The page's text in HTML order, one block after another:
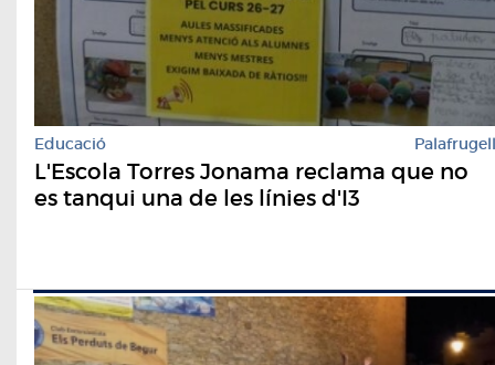
Educació Palafrugell
L'Escola Torres Jonama reclama que no
es tanqui una de les línies d'I3